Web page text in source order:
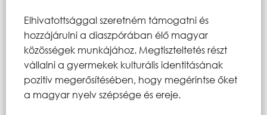
Elhivatottsággal szeretném támogatni és
hozzájárulni a diaszpórában élő magyar
közösségek munkájához. Megtiszteltetés részt
vállalni a gyermekek kulturális identitásának
pozitív megerősítésében, hogy megérintse őket
a magyar nyelv szépsége és ereje.